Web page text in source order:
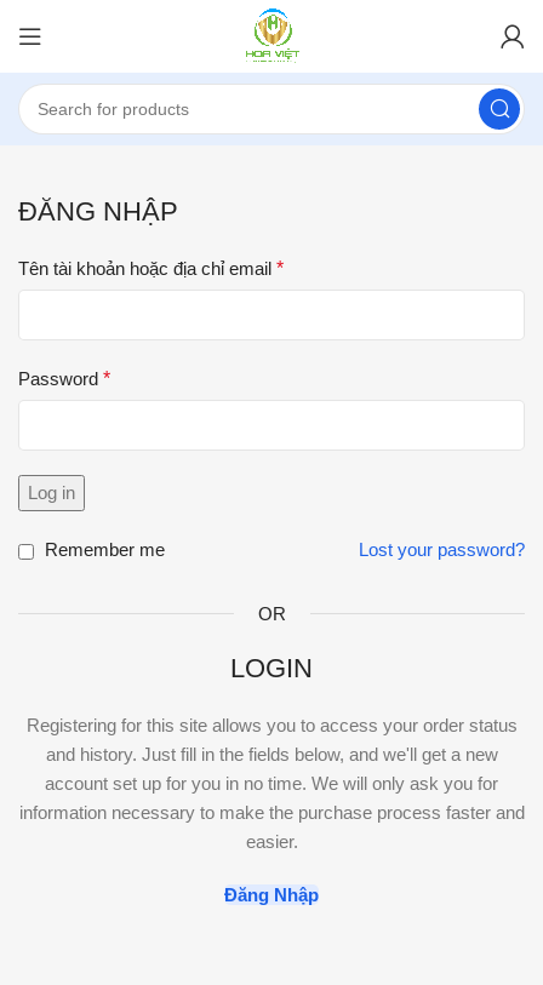
ĐĂNG NHẬP
Tên tài khoản hoặc địa chỉ email *
Password *
Log in
Lost your password?
Remember me
OR
LOGIN
Registering for this site allows you to access your order status
and history. Just fill in the fields below, and we'll get a new
account set up for you in no time. We will only ask you for
information necessary to make the purchase process faster and
easier.
Đăng Nhập